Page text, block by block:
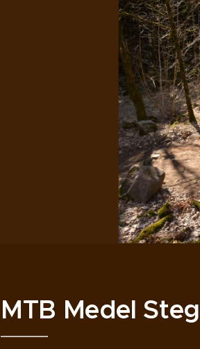
MTB Medel Steg